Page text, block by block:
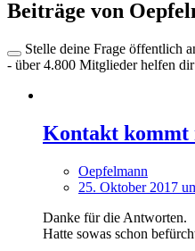
Beiträge von
Stelle deine Frage öffentlich
- über 4.800 Mitglieder helfen
Kontakt kommt
Oepfelmann
25. Oktober 2017
Danke für die Antworten.
Hatte sowas schon